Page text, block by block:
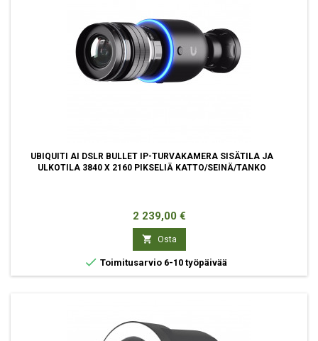
UBIQUITI AI DSLR BULLET IP-TURVAKAMERA SISÄTILA JA
ULKOTILA 3840 X 2160 PIKSELIÄ KATTO/SEINÄ/TANKO
Hinta
2 239,00 €
 Osta
 Toimitusarvio 6-10 työpäivää